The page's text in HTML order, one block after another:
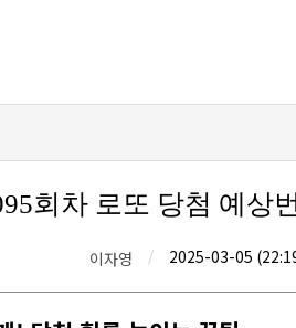
회차 로또 당첨 예상
이자영 / 2025-03-05